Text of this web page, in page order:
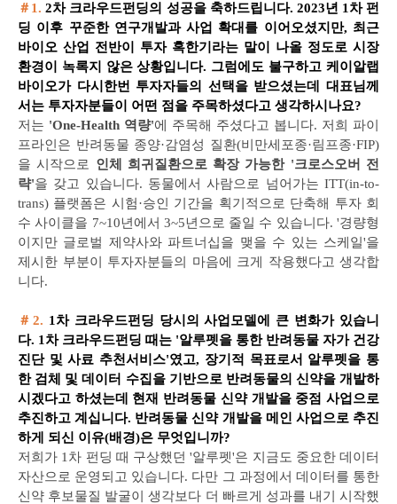
＃1. 2차 크라우드펀딩의 성공을 축하드립니다. 2023년 1차 펀
딩 이후 꾸준한 연구개발과 사업 확대를 이어오셨지만, 최근
바이오 산업 전반이 투자 혹한기라는 말이 나올 정도로 시장
환경이 녹록지 않은 상황입니다. 그럼에도 불구하고 케이알랩
바이오가 다시한번 투자자들의 선택을 받으셨는데 대표님께
서는 투자자분들이 어떤 점을 주목하셨다고 생각하시나요?
저는 'One-Health 역량'에 주목해 주셨다고 봅니다. 저희 파이
프라인은 반려동물 종양·감염성 질환(비만세포종·림프종·FIP)
을 시작으로 인체 희귀질환으로 확장 가능한 '크로스오버 전
략'을 갖고 있습니다. 동물에서 사람으로 넘어가는 ITT(in-to-
trans) 플랫폼은 시험·승인 기간을 획기적으로 단축해 투자 회
수 사이클을 7~10년에서 3~5년으로 줄일 수 있습니다. '경량형
이지만 글로벌 제약사와 파트너십을 맺을 수 있는 스케일'을
제시한 부분이 투자자분들의 마음에 크게 작용했다고 생각합
니다.
＃2. 1차 크라우드펀딩 당시의 사업모델에 큰 변화가 있습니
다. 1차 크라우드펀딩 때는 '알루펫을 통한 반려동물 자가 건강
진단 및 사료 추천서비스'였고, 장기적 목표로서 알루펫을 통
한 검체 및 데이터 수집을 기반으로 반려동물의 신약을 개발하
시겠다고 하셨는데 현재 반려동물 신약 개발을 중점 사업으로
추진하고 계십니다. 반려동물 신약 개발을 메인 사업으로 추진
하게 되신 이유(배경)은 무엇입니까?
저희가 1차 펀딩 때 구상했던 '알루펫'은 지금도 중요한 데이터
자산으로 운영되고 있습니다. 다만 그 과정에서 데이터를 통한
신약 후보물질 발굴이 생각보다 더 빠르게 성과를 내기 시작했